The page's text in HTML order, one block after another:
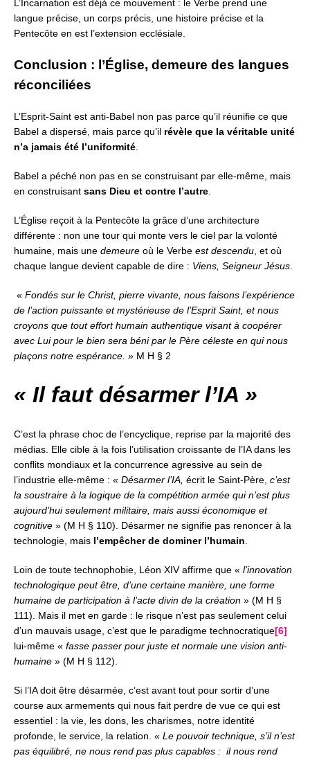
L’Incarnation est déjà ce mouvement : le Verbe prend une
langue précise, un corps précis, une histoire précise et la
Pentecôte en est l’extension ecclésiale.
Conclusion : l’Église, demeure des langues
réconciliées
L’Esprit-Saint est anti-Babel non pas parce qu’il réunifie ce que
Babel a dispersé, mais parce qu’il révèle que la véritable unité
n’a jamais été l’uniformité
Babel a péché non pas en se construisant par elle-même, mais
en construisant sans Dieu et contre l’autre
L’Église reçoit à la Pentecôte la grâce d’une architecture
différente : non une tour qui monte vers le ciel par la volonté
humaine, mais une demeure où le Verbe est descendu et où
chaque langue devient capable de dire : Viens, Seigneur Jésus
« Fondés sur le Christ, pierre vivante, nous faisons l’expérience
de l’action puissante et mystérieuse de l’Esprit Saint, et nous
croyons que tout effort humain authentique visant à coopérer
avec Lui pour le bien sera béni par le Père céleste en qui nous
plaçons notre espérance. » M H § 2
« Il faut désarmer l’IA »
C’est la phrase choc de l’encyclique, reprise par la majorité des
médias. Elle cible à la fois l’utilisation croissante de l’IA dans les
conflits mondiaux et la concurrence agressive au sein de
l’industrie elle-même : « Désarmer l’IA, écrit le Saint-Père, c’est
la soustraire à la logique de la compétition armée qui n’est plus
aujourd’hui seulement militaire, mais aussi économique et
cognitive » (M H § 110). Désarmer ne signifie pas renoncer à la
technologie, mais l’empêcher de dominer l’humain
Loin de toute technophobie, Léon XIV affirme que « l’innovation
technologique peut être, d’une certaine manière, une forme
humaine de participation à l’acte divin de la création » (M H §
111). Mais il met en garde : le risque n’est pas seulement celui
d’un mauvais usage, c’est que le paradigme technocratique[6]
lui-même « fasse passer pour juste et normale une vision anti-
humaine » (M H § 112).
Si l’IA doit être désarmée, c’est avant tout pour sortir d’une
course aux armements qui nous fait perdre de vue ce qui est
essentiel : la vie, les dons, les charismes, notre identité
profonde, le service, la relation. « Le pouvoir technique, s’il n’est
pas équilibré, ne nous rend pas plus capables : il nous rend